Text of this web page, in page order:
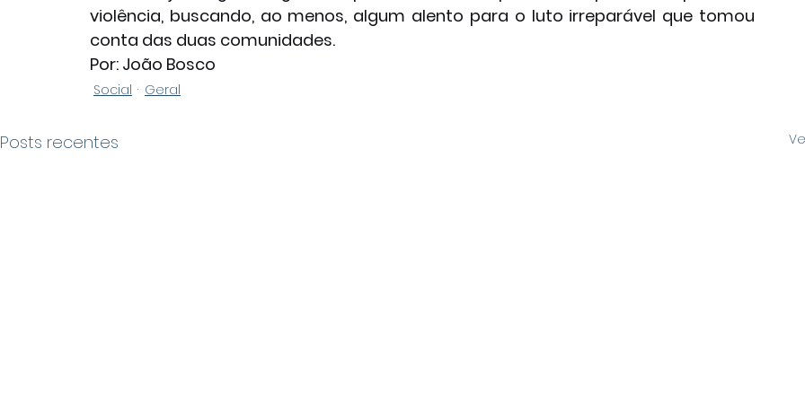
violência, buscando, ao menos, algum alento para o luto irreparável que tomou
conta das duas comunidades.
Por: João Bosco
Social Geral
Posts recentes